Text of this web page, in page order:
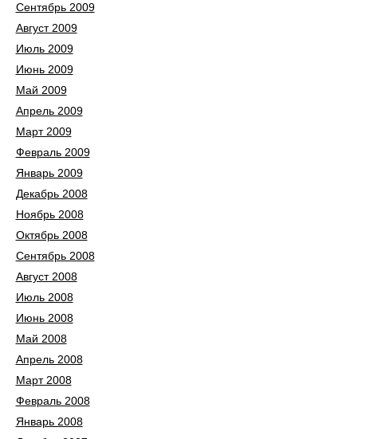
Сентябрь 2009
Август 2009
Июль 2009
Июнь 2009
Май 2009
Апрель 2009
Март 2009
Февраль 2009
Январь 2009
Декабрь 2008
Ноябрь 2008
Октябрь 2008
Сентябрь 2008
Август 2008
Июль 2008
Июнь 2008
Май 2008
Апрель 2008
Март 2008
Февраль 2008
Январь 2008